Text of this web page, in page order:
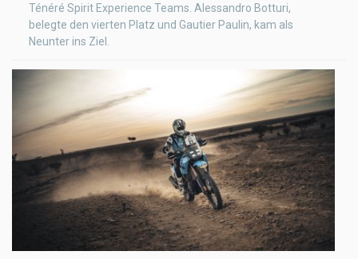
Ténéré Spirit Experience Teams. Alessandro Botturi,
belegte den vierten Platz und Gautier Paulin, kam als
Neunter ins Ziel.